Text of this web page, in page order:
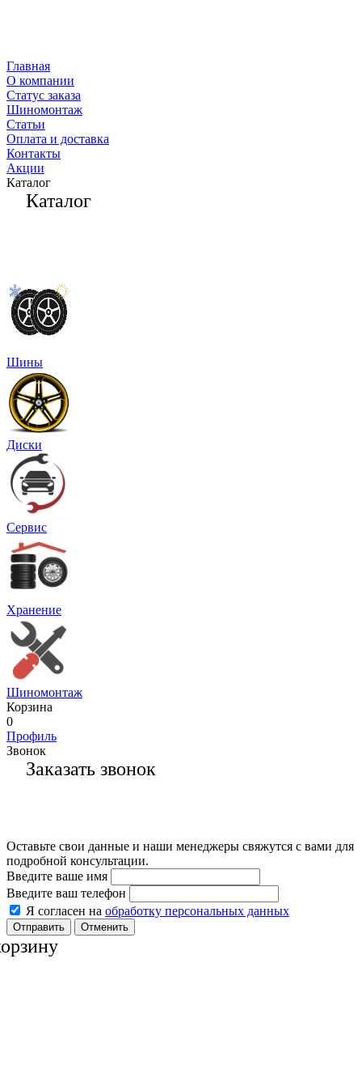
Главная
О компании
Статус заказа
Шиномонтаж
Статьи
Оплата и доставка
Контакты
Акции
Каталог
Каталог
Шины
Диски
Сервис
Хранение
Шиномонтаж
Корзина
0
Профиль
Звонок
Заказать звонок
Оставьте свои данные и наши менеджеры свяжутся с вами для
подробной консультации.
Введите ваше имя
Введите ваш телефон
Я согласен на обработку персональных данных
Отменить